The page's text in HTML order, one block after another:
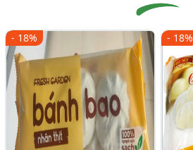
- 18% - 18%